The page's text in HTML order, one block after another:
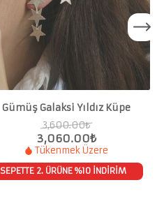
Gümüş Galaksi Yıldız Küpe
3,600.00₺
3,060.00₺
Tükenmek Üzere
SEPETTE 2. ÜRÜNE %10 İNDİRİM